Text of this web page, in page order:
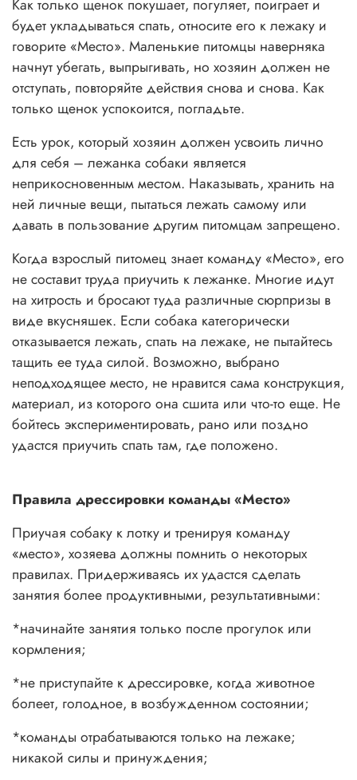
Как только щенок покушает, погуляет, поиграет и
будет укладываться спать, относите его к лежаку и
говорите «Место». Маленькие питомцы наверняка
начнут убегать, выпрыгивать, но хозяин должен не
отступать, повторяйте действия снова и снова. Как
только щенок успокоится, погладьте.
Есть урок, который хозяин должен усвоить лично
для себя – лежанка собаки является
неприкосновенным местом. Наказывать, хранить на
ней личные вещи, пытаться лежать самому или
давать в пользование другим питомцам запрещено.
Когда взрослый питомец знает команду «Место», его
не составит труда приучить к лежанке. Многие идут
на хитрость и бросают туда различные сюрпризы в
виде вкусняшек. Если собака категорически
отказывается лежать, спать на лежаке, не пытайтесь
тащить ее туда силой. Возможно, выбрано
неподходящее место, не нравится сама конструкция,
материал, из которого она сшита или что-то еще. Не
бойтесь экспериментировать, рано или поздно
удастся приучить спать там, где положено.
Правила дрессировки команды «Место»
Приучая собаку к лотку и тренируя команду
«место», хозяева должны помнить о некоторых
правилах. Придерживаясь их удастся сделать
занятия более продуктивными, результативными:
*начинайте занятия только после прогулок или
кормления;
*не приступайте к дрессировке, когда животное
болеет, голодное, в возбужденном состоянии;
*команды отрабатываются только на лежаке;
никакой силы и принуждения;